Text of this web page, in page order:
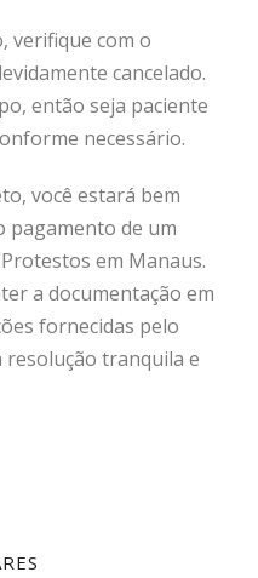
verifique com o
cancelado.
então seja paciente
necessário.
você estará bem
pagamento de um
em Manaus.
a documentação em
fornecidas pelo
tranquila e